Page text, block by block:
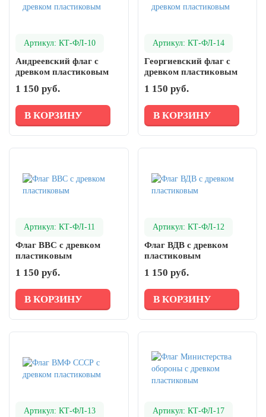
Артикул: КТ-ФЛ-10
Андреевский флаг с
древком пластиковым
1 150 руб.
В КОРЗИНУ
Артикул: КТ-ФЛ-14
Георгиевский флаг с
древком пластиковым
1 150 руб.
В КОРЗИНУ
Артикул: КТ-ФЛ-11
Флаг ВВС с древком
пластиковым
1 150 руб.
В КОРЗИНУ
Артикул: КТ-ФЛ-12
Флаг ВДВ с древком
пластиковым
1 150 руб.
В КОРЗИНУ
Артикул: КТ-ФЛ-13 Артикул: КТ-ФЛ-17